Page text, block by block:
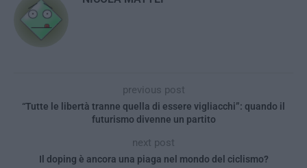
previous post
“Tutte le libertà tranne quella di essere vigliacchi”: quando il
futurismo divenne un partito
next post
Il doping è ancora una piaga nel mondo del ciclismo?